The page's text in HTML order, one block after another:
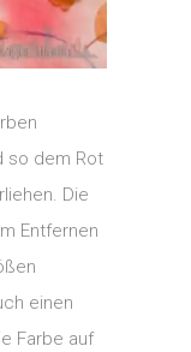
so dem Rot
Die
Entfernen
einen
Farbe auf